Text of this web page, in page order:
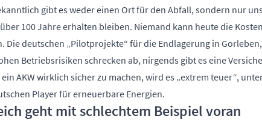
gibt es weder einen Ort für den Abfall, sondern nur
100 Jahre erhalten bleiben. Niemand kann heute die
Die deutschen „Pilotprojekte“ für die Endlagerung in
Betriebsrisiken schrecken ab, nirgends gibt es eine
AKW wirklich sicher zu machen, wird es „extrem teuer“,
Player für erneuerbare Energien.
geht mit schlechtem Beispiel voran